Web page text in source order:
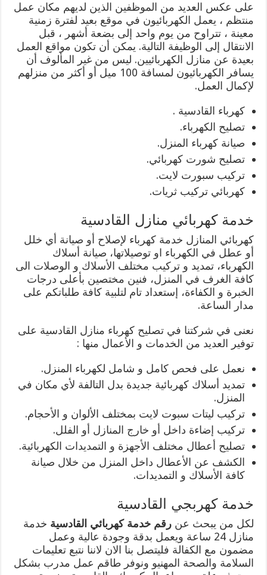
على عكس العديد من الموظفين الذين لديهم مكان عمل
منتظم ، يعمل الكهربائيون في موقع بعيد لفترة زمنية
معينة ، تتراوح من يوم واحد إلى بضعة أشهر ، قبل
الانتقال إلى الوظيفة التالية. يمكن أن تكون مواقع العمل
بعيدة عن منازل الكهربائيين. ليس من غير المألوف أن
يسافر الكهربائيون لمسافة 100 ميل أو أكثر من منزلهم
لإكمال العمل.
كهرباء القادسية .
تصليح الكهرباء.
صيانة كهرباء المنزل.
تصليح شورت كهربائي.
تركيب سبورت لايت.
كهربائي تركيب ثريات.
خدمة كهربائي منازل القادسية
كهربائي المنازل خدمة كهرباء لإصلاح أو صيانة أي خلل
أو عطل في الكهرباء او توصيلاتها، صيانة أسلاك
الكهرباء، تمديد و تركيب مختلف الأسلاك و الوصلات الى
كافة الغرف في المنزل، فنين مختصين بأعلى درجات
الخبرة و الكفاءة، إستعداد تام لتلبية كافة طلباتكم على
مدار الساعة.
نعنى في شركتنا في تصليح كهرباء منازل القادسية على
توفير العديد من الخدمات و الأعمال منها :
نعمل على فحص كامل و شامل لكهرباء المنزل.
تمديد أسلاك كهربائية جديدة بدل التالفة لأي مكان في
المنزل.
تركيب ليتات سبوت لايت بمختلف الألوان و الأحجام.
تركيب إضاءة داخل أو خارج المنازل أو الفلل.
تصليح أعطال مختلف الأجهزة و التمديدات الكهربائية.
الكشف عن الأعطال داخل المنزل من خلال صيانة
كافة الأسلاك و التمديدات.
خدمة كهربجي القادسية
لكل من يبحث عنرقم خدمة كهربائي القادسية خدمة
منازل 24 ساعة ويعمل بدقة وجودة عالية وعمل
مضمون مع الكفالة فليتصل بنا الان لاننا نتبع تعليمات
السلامة والصحة المهنيو ونوفر طاقم عمل مدرب بشكل